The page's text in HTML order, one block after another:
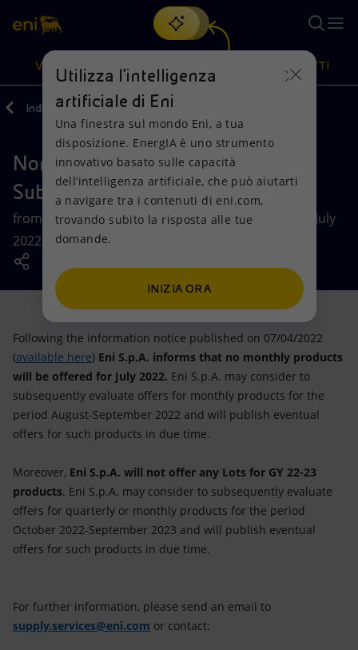
Cerca
scopri EnergIA, la nostra nuova soluzione di intelligenza
artificiale.
VISIONE
Visione
Mission e valori
Persone e Partnership
Net Zero
Modello satellitare
Energia accessibile
Innovazione
Scenari energetici
Azioni
Diversificazione energetica
Tecnologie per la transizione
Collaborazioni per l'innovazione
Attività nel mondo
PRODOTTI
Prodotti
Casa
Imprese
Mobilità
Indietro Aste e Bandi
North/West Europe Auction for
Subletting Products
from 1ˢᵗ October 2021 to 1ˢᵗ October 2022 - update July
2022 - 1ˢᵗ October 2022 to 1ˢᵗ October 2023
Following the information notice published on 07/04/2022
(available here) Eni S.p.A. informs that no monthly products
will be offered for July 2022. Eni S.p.A. may consider to
subsequently evaluate offers for monthly products for the
period August-September 2022 and will publish eventual
offers for such products in due time.
Moreover, Eni S.p.A. will not offer any Lots for GY 22-23
products. Eni S.p.A. may consider to subsequently evaluate
offers for quarterly or monthly products for the period
October 2022-September 2023 and will publish eventual
offers for such products in due time.
For further information, please send an email to
supply.services@eni.com or contact:
Utilizza l'intelligenza
artificiale di Eni
Una finestra sul mondo Eni, a tua
disposizione. EnergIA è uno strumento
innovativo basato sulle capacità
dell’intelligenza artificiale, che può aiutarti
a navigare tra i contenuti di eni.com,
trovando subito la risposta alle tue
domande.
INIZIA ORA